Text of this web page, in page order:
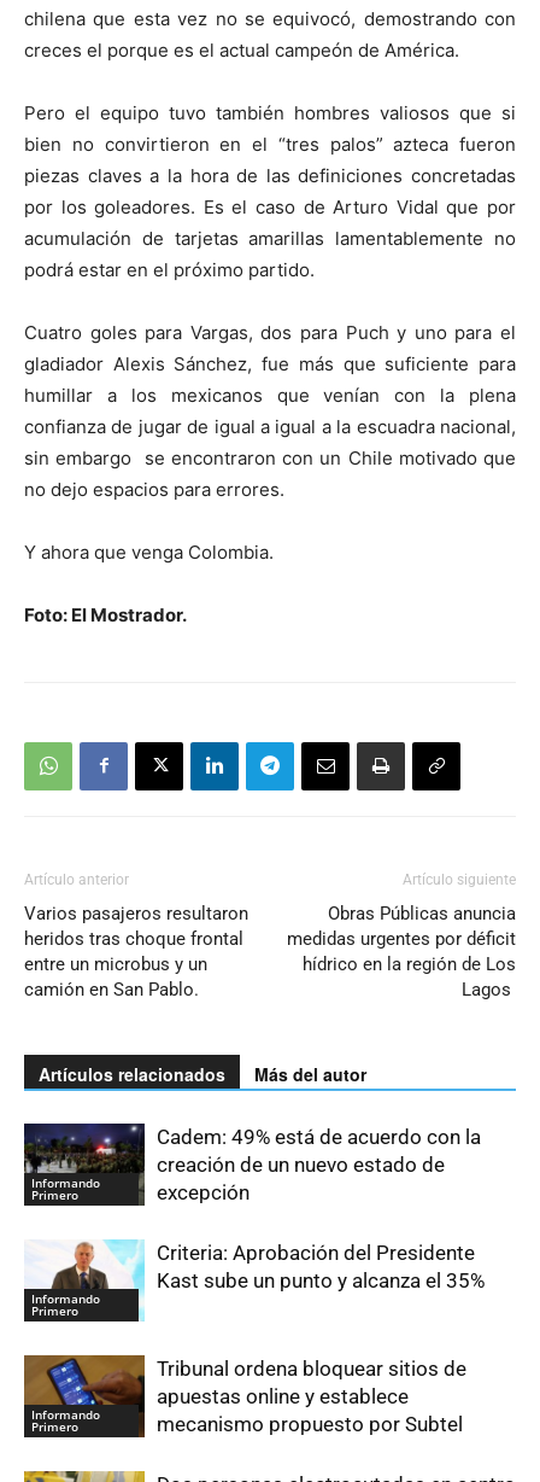
chilena que esta vez no se equivocó, demostrando con
creces el porque es el actual campeón de América.
Pero el equipo tuvo también hombres valiosos que si
bien no convirtieron en el “tres palos” azteca fueron
piezas claves a la hora de las definiciones concretadas
por los goleadores. Es el caso de Arturo Vidal que por
acumulación de tarjetas amarillas lamentablemente no
podrá estar en el próximo partido.
Cuatro goles para Vargas, dos para Puch y uno para el
gladiador Alexis Sánchez, fue más que suficiente para
humillar a los mexicanos que venían con la plena
confianza de jugar de igual a igual a la escuadra nacional,
sin embargo se encontraron con un Chile motivado que
no dejo espacios para errores.
Y ahora que venga Colombia.
Foto: El Mostrador.
Artículo anterior
Varios pasajeros resultaron
heridos tras choque frontal
entre un microbus y un
camión en San Pablo.
Artículo siguiente
Obras Públicas anuncia
medidas urgentes por déficit
hídrico en la región de Los
Lagos
Artículos relacionados Más del autor
Informando
Primero
Cadem: 49% está de acuerdo con la
creación de un nuevo estado de
excepción
Informando
Primero
Criteria: Aprobación del Presidente
Kast sube un punto y alcanza el 35%
Informando
Primero
Tribunal ordena bloquear sitios de
apuestas online y establece
mecanismo propuesto por Subtel